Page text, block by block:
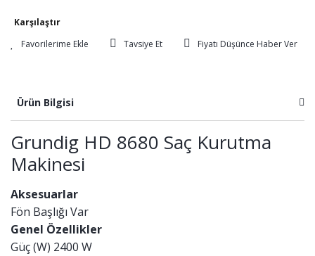
Karşılaştır
Tavsiye Et
Fiyatı Düşünce Haber Ver
Ürün Bilgisi
Grundig HD 8680 Saç Kurutma
Makinesi
Aksesuarlar
Fön Başlığı Var
Genel Özellikler
Güç (W) 2400 W